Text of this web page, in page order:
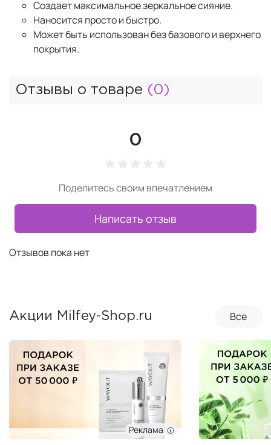
Создает максимальное зеркальное сияние.
Наносится просто и быстро.
Может быть использован без базового и верхнего
покрытия.
Отзывы о товаре (0)
0
Поделитесь своим впечатлением
Написать отзыв
Отзывов пока нет
Акции Milfey-Shop.ru Все
Реклама